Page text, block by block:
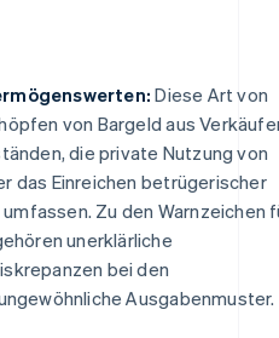
Diese Art von
von Bargeld aus
die private Nutzung von
das Einreichen betrügerischer
Zu den Warnzeichen
unerklärliche
bei den
Ausgabenmuster.